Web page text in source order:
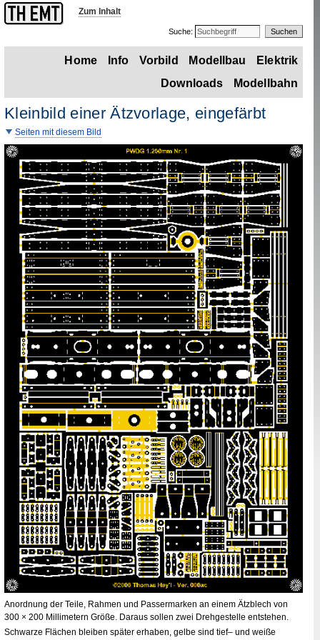
Zum Inhalt
Suche:
Home Info Vorbild Modellbau
Elektrik
Downloads
Modellbahn
Kleinbild einer Ätzvorlage, eingefärbt
Seiten mit diesem Bild
Anordnung der Teile, Rahmen und Passermarken an einem Ätzblech von
300 × 200 Millimetern Größe. Daraus sollen zwei Drehgestelle entstehen.
Schwarze Flächen bleiben später erhaben, gelbe sind tief– und weiße